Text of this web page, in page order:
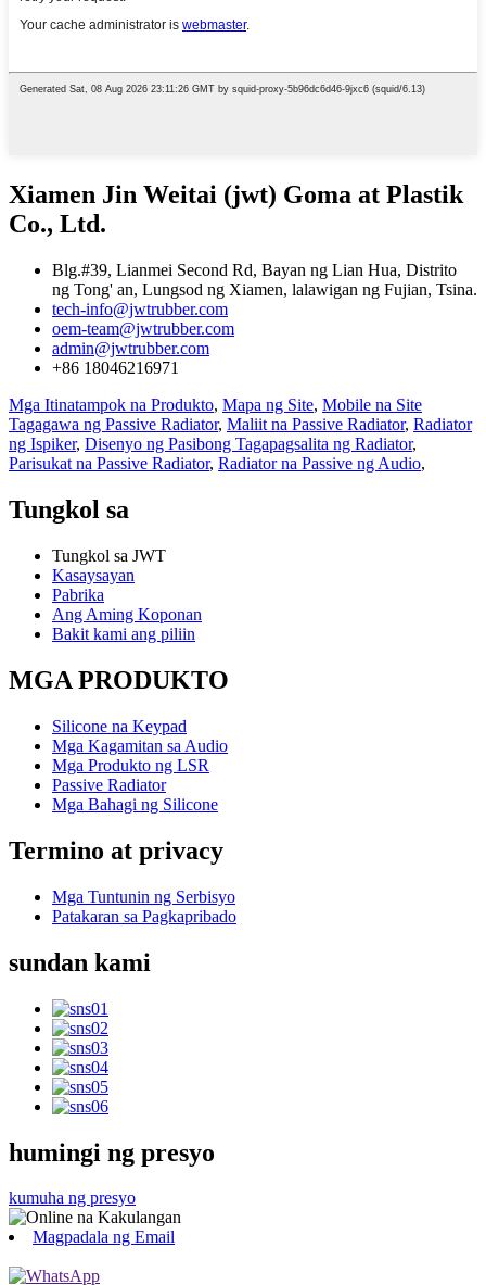
Xiamen Jin Weitai (jwt) Goma at Plastik
Co., Ltd.
Blg.#39, Lianmei Second Rd, Bayan ng Lian Hua, Distrito
ng Tong' an, Lungsod ng Xiamen, lalawigan ng Fujian, Tsina.
tech-info@jwtrubber.com
oem-team@jwtrubber.com
admin@jwtrubber.com
+86 18046216971
Mga Itinatampok na Produkto, Mapa ng Site, Mobile na Site
Tagagawa ng Passive Radiator, Maliit na Passive Radiator, Radiator
ng Ispiker, Disenyo ng Pasibong Tagapagsalita ng Radiator,
Parisukat na Passive Radiator, Radiator na Passive ng Audio,
Tungkol sa
Tungkol sa JWT
Kasaysayan
Pabrika
Ang Aming Koponan
Bakit kami ang piliin
MGA PRODUKTO
Silicone na Keypad
Mga Kagamitan sa Audio
Mga Produkto ng LSR
Passive Radiator
Mga Bahagi ng Silicone
Termino at privacy
Mga Tuntunin ng Serbisyo
Patakaran sa Pagkapribado
sundan kami
humingi ng presyo
kumuha ng presyo
Magpadala ng Email